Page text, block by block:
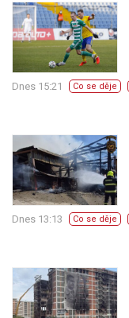
Dnes 15:21 Co se děje
Dnes 13:13 Co se děje